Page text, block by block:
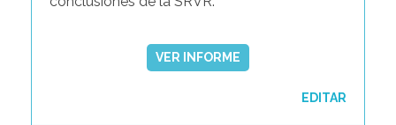
VER INFORME
EDITAR